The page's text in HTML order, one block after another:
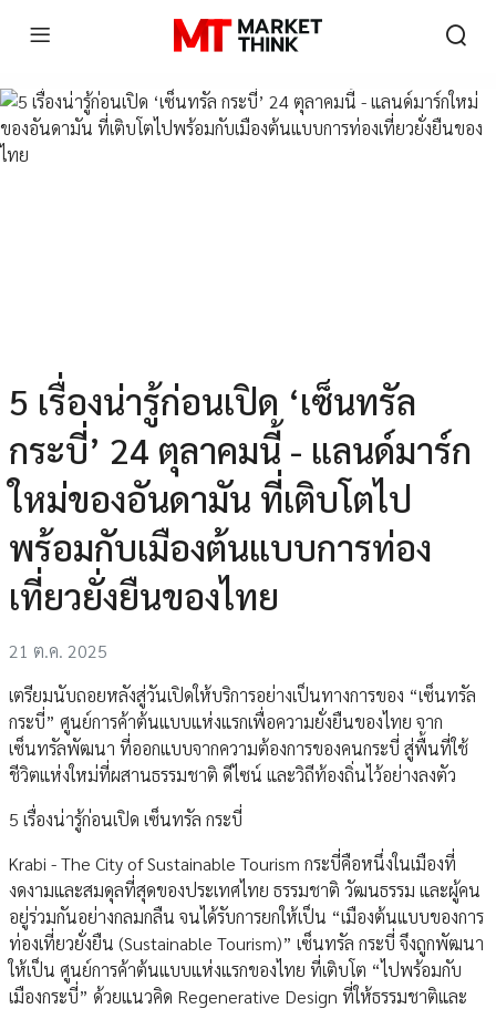
5 เรื่องน่ารู้ก่อนเปิด ‘เซ็นทรัล
กระบี่’ 24 ตุลาคมนี้ - แลนด์มาร์ก
ใหม่ของอันดามัน ที่เติบโตไป
พร้อมกับเมืองต้นแบบการท่อง
เที่ยวยั่งยืนของไทย
21 ต.ค. 2025
เตรียมนับถอยหลังสู่วันเปิดให้บริการอย่างเป็นทางการของ “เซ็นทรัล
กระบี่” ศูนย์การค้าต้นแบบแห่งแรกเพื่อความยั่งยืนของไทย จาก
เซ็นทรัลพัฒนา ที่ออกแบบจากความต้องการของคนกระบี่ สู่พื้นที่ใช้
ชีวิตแห่งใหม่ที่ผสานธรรมชาติ ดีไซน์ และวิถีท้องถิ่นไว้อย่างลงตัว
5 เรื่องน่ารู้ก่อนเปิด เซ็นทรัล กระบี่
Krabi - The City of Sustainable Tourism กระบี่คือหนึ่งในเมืองที่
งดงามและสมดุลที่สุดของประเทศไทย ธรรมชาติ วัฒนธรรม และผู้คน
อยู่ร่วมกันอย่างกลมกลืน จนได้รับการยกให้เป็น “เมืองต้นแบบของการ
ท่องเที่ยวยั่งยืน (Sustainable Tourism)” เซ็นทรัล กระบี่ จึงถูกพัฒนา
ให้เป็น ศูนย์การค้าต้นแบบแห่งแรกของไทย ที่เติบโต “ไปพร้อมกับ
เมืองกระบี่” ด้วยแนวคิด Regenerative Design ที่ให้ธรรมชาติและ